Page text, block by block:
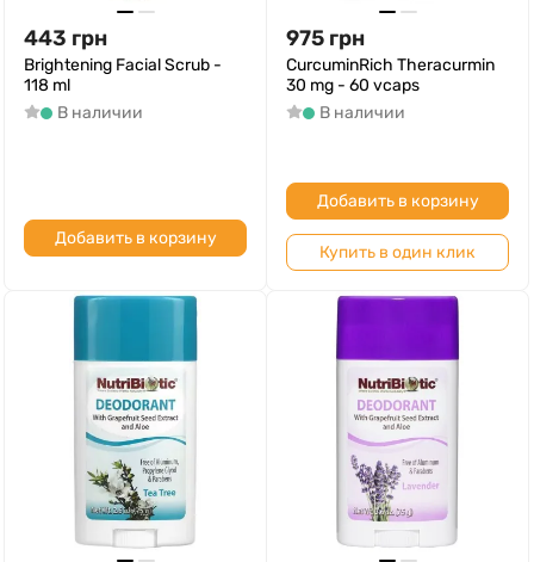
443 грн
Brightening Facial Scrub -
118 ml
В наличии
Добавить в корзину
975 грн
CurcuminRich Theracurmin
30 mg - 60 vcaps
В наличии
Добавить в корзину
Купить в один клик